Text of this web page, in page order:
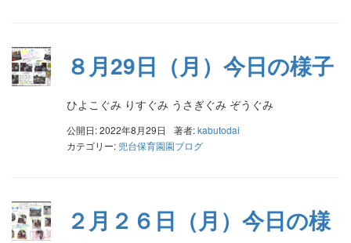
８月29日（月）今日の様子
ひよこぐみ りすぐみ うさぎぐみ ぞうぐみ
公開日: 2022年8月29日 著者:kabutodai
カテゴリー: 兜台保育園園ブログ
２月２６日（月）今日の様